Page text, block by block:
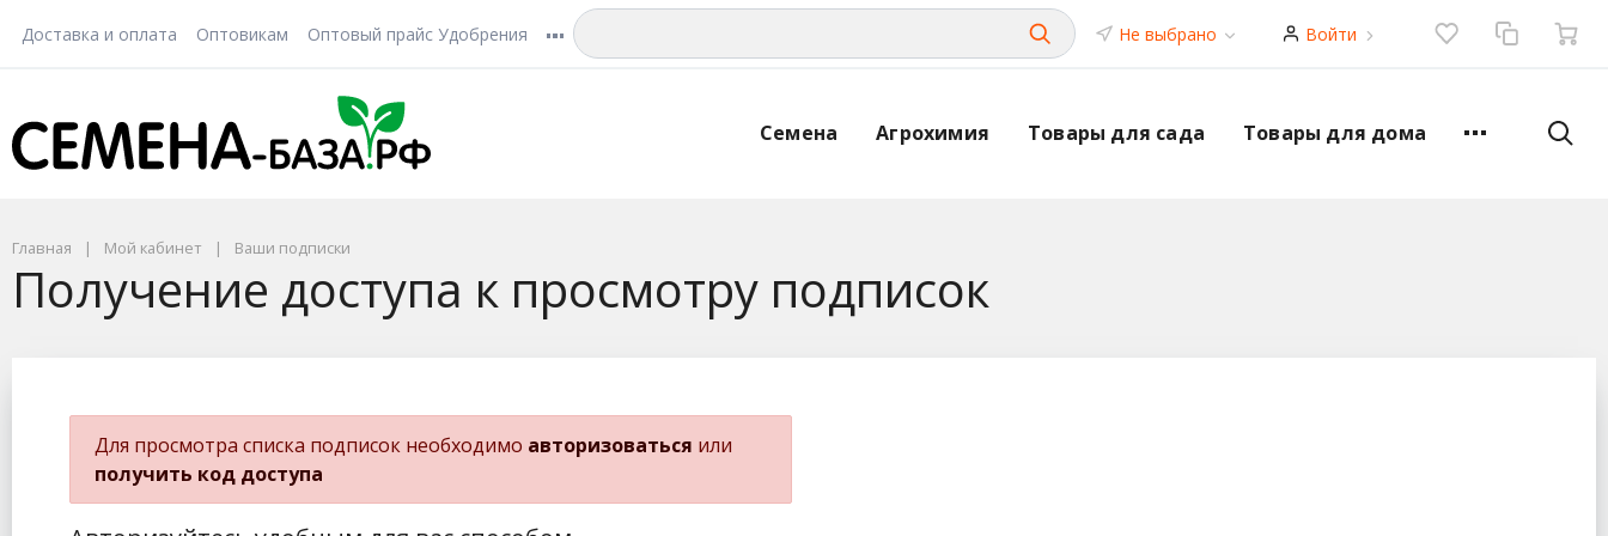
Доставка и оплата Оптовикам Оптовый прайс Удобрения Не выбрано Войти
Семена Агрохимия Товары для сада Товары для дома
Главная Мой кабинет Ваши подписки
Получение доступа к просмотру подписок
Для просмотра списка подписок необходимо авторизоваться или
получить код доступа